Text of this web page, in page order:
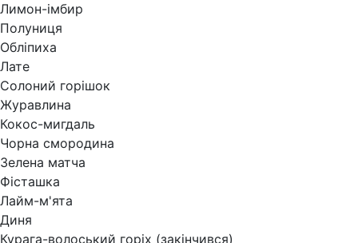
Лимон-імбир
Полуниця
Обліпиха
Лате
Солоний горішок
Журавлина
Кокос-мигдаль
Чорна смородина
Зелена матча
Фісташка
Лайм-м'ята
Диня
Курага-волоський горіх (закінчився)